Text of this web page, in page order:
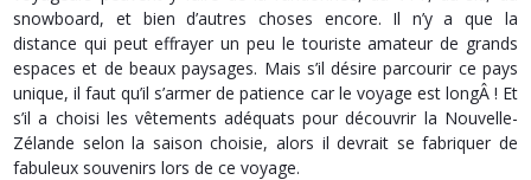
snowboard, et bien d’autres choses encore. Il n’y a que la
distance qui peut effrayer un peu le touriste amateur de grands
espaces et de beaux paysages. Mais s’il désire parcourir ce pays
unique, il faut qu’il s’armer de patience car le voyage est longÂ ! Et
s’il a choisi les vêtements adéquats pour découvrir la Nouvelle-
Zélande selon la saison choisie, alors il devrait se fabriquer de
fabuleux souvenirs lors de ce voyage.